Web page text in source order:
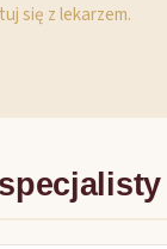
się z lekarzem.